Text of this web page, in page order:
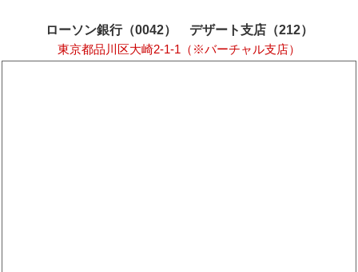
ローソン銀行（0042） デザート支店（212）
東京都品川区大崎2-1-1（※バーチャル支店）